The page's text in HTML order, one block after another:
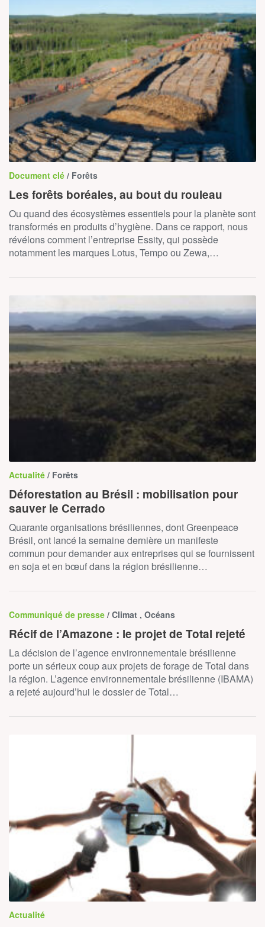
Document clé / Forêts
Les forêts boréales, au bout du rouleau
Ou quand des écosystèmes essentiels pour la planète sont
transformés en produits d’hygiène. Dans ce rapport, nous
révélons comment l’entreprise Essity, qui possède
notamment les marques Lotus, Tempo ou Zewa,…
Actualité / Forêts
Déforestation au Brésil : mobilisation pour
sauver le Cerrado
Quarante organisations brésiliennes, dont Greenpeace
Brésil, ont lancé la semaine dernière un manifeste
commun pour demander aux entreprises qui se fournissent
en soja et en bœuf dans la région brésilienne…
Communiqué de presse / Climat , Océans
Récif de l’Amazone : le projet de Total rejeté
La décision de l’agence environnementale brésilienne
porte un sérieux coup aux projets de forage de Total dans
la région. L’agence environnementale brésilienne (IBAMA)
a rejeté aujourd’hui le dossier de Total…
Actualité